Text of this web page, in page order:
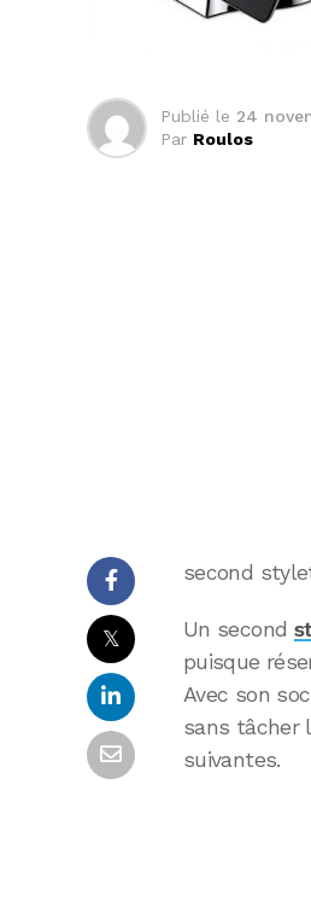
Publié le 24
Par Roulos
𝕏
second
Un second
puisque
Avec son
sans tâcher
suivantes.